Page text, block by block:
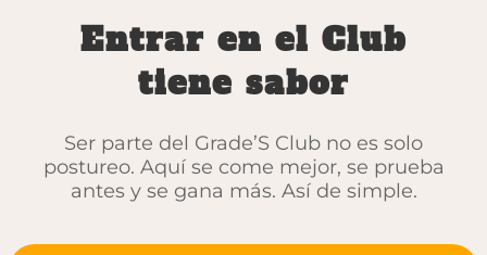
Entrar en el Club
tiene sabor
Ser parte del Grade’S Club no es solo
postureo. Aquí se come mejor, se prueba
antes y se gana más. Así de simple.